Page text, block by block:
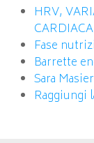
HRV,
Fase
Barrette
Sara
Raggiungi